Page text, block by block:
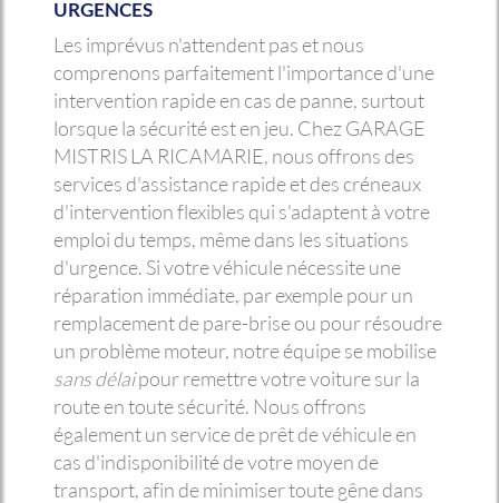
URGENCES
Les imprévus n'attendent pas et nous
comprenons parfaitement l'importance d'une
intervention rapide en cas de panne, surtout
lorsque la sécurité est en jeu. Chez GARAGE
MISTRIS LA RICAMARIE, nous offrons des
services d'assistance rapide et des créneaux
d'intervention flexibles qui s'adaptent à votre
emploi du temps, même dans les situations
d'urgence. Si votre véhicule nécessite une
réparation immédiate, par exemple pour un
remplacement de pare-brise ou pour résoudre
un problème moteur, notre équipe se mobilise
sans délaipour remettre votre voiture sur la
route en toute sécurité. Nous offrons
également un service de prêt de véhicule en
cas d'indisponibilité de votre moyen de
transport, afin de minimiser toute gêne dans